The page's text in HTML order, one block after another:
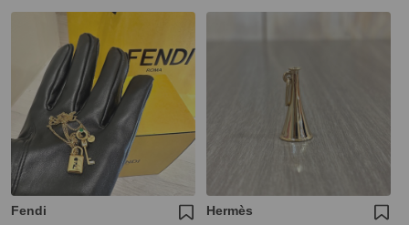
Fendi Hermès